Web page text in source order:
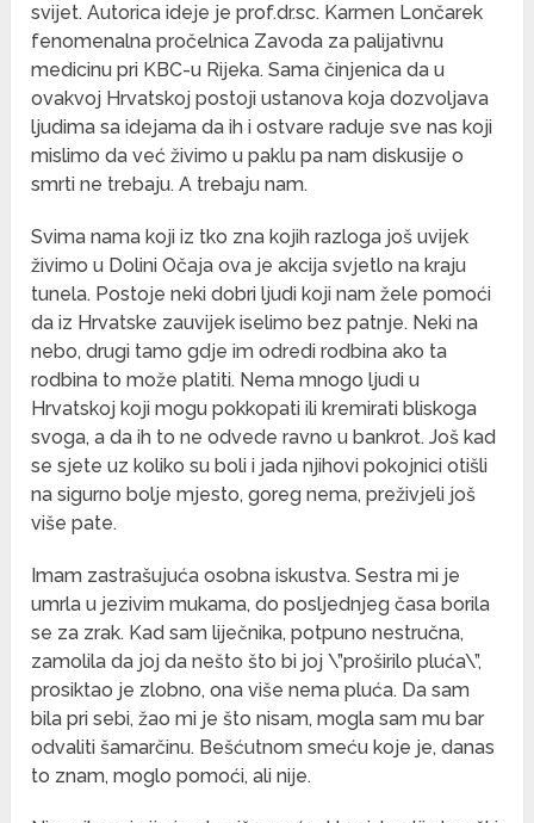
svijet. Autorica ideje je prof.dr.sc. Karmen Lončarek
fenomenalna pročelnica Zavoda za palijativnu
medicinu pri KBC-u Rijeka. Sama činjenica da u
ovakvoj Hrvatskoj postoji ustanova koja dozvoljava
ljudima sa idejama da ih i ostvare raduje sve nas koji
mislimo da već živimo u paklu pa nam diskusije o
smrti ne trebaju. A trebaju nam.
Svima nama koji iz tko zna kojih razloga još uvijek
živimo u Dolini Očaja ova je akcija svjetlo na kraju
tunela. Postoje neki dobri ljudi koji nam žele pomoći
da iz Hrvatske zauvijek iselimo bez patnje. Neki na
nebo, drugi tamo gdje im odredi rodbina ako ta
rodbina to može platiti. Nema mnogo ljudi u
Hrvatskoj koji mogu pokkopati ili kremirati bliskoga
svoga, a da ih to ne odvede ravno u bankrot. Još kad
se sjete uz koliko su boli i jada njihovi pokojnici otišli
na sigurno bolje mjesto, goreg nema, preživjeli još
više pate.
Imam zastrašujuća osobna iskustva. Sestra mi je
umrla u jezivim mukama, do posljednjeg časa borila
se za zrak. Kad sam liječnika, potpuno nestručna,
zamolila da joj da nešto što bi joj \”proširilo pluća\”,
prosiktao je zlobno, ona više nema pluća. Da sam
bila pri sebi, žao mi je što nisam, mogla sam mu bar
odvaliti šamarčinu. Bešćutnom smeću koje je, danas
to znam, moglo pomoći, ali nije.